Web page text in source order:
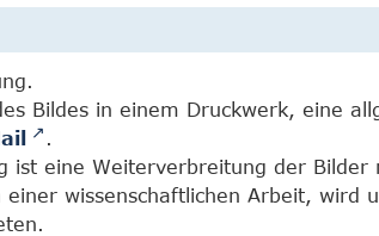
Bildes in einem Druckwerk, eine
.
ist eine Weiterverbreitung der Bilder
wissenschaftlichen Arbeit, wird